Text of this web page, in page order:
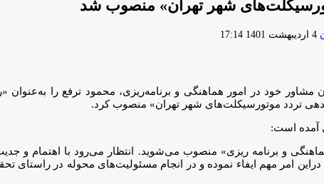
شهر تهران» منصوب شد
ارسال
4 اردیبهشت 1401 17:14
خود در امور هماهنگی و برنامه‌ریزی، محمود ترفع را به‌عنوان
تردد موتورسیکلت‌های شهر تهران» منصوب کرد.
آمده است:
و برنامه ریزی» منصوب می‌شوید. انتظار می‌رود با اهتمام و
امر مهم ایفاء نموده و در انجام مسئولیت‌های محوله در راستای